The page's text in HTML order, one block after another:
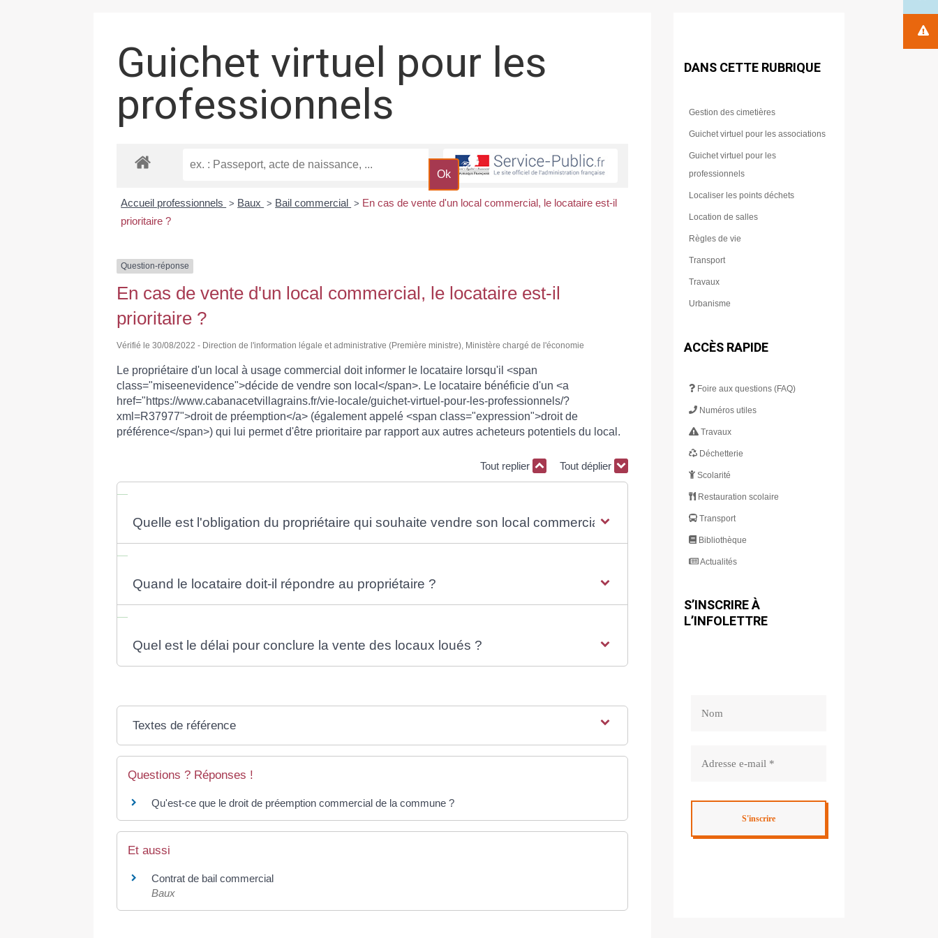
Guichet virtuel pour les
professionnels
Accueil professionnels > Baux > Bail commercial > En cas de vente d'un local commercial, le locataire est-il
prioritaire ?
Question-réponse
En cas de vente d'un local commercial, le locataire est-il
prioritaire ?
Vérifié le 30/08/2022 - Direction de l'information légale et administrative (Première ministre), Ministère chargé de l'économie
Le propriétaire d'un local à usage commercial doit informer le locataire lorsqu'il <span
class="miseenevidence">décide de vendre son local</span>. Le locataire bénéficie d'un <a
href="https://www.cabanacetvillagrains.fr/vie-locale/guichet-virtuel-pour-les-professionnels/?
xml=R37977">droit de préemption</a> (également appelé <span class="expression">droit de
préférence</span>) qui lui permet d'être prioritaire par rapport aux autres acheteurs potentiels du local.
Tout replier Tout déplier
Quelle est l'obligation du propriétaire qui souhaite vendre son local commercial ?
Quand le locataire doit-il répondre au propriétaire ?
Quel est le délai pour conclure la vente des locaux loués ?
Textes de référence
Questions ? Réponses !
Qu'est-ce que le droit de préemption commercial de la commune ?
Et aussi
Contrat de bail commercial
Baux
DANS CETTE RUBRIQUE
Gestion des cimetières
Guichet virtuel pour les associations
Guichet virtuel pour les
professionnels
Localiser les points déchets
Location de salles
Règles de vie
Transport
Travaux
Urbanisme
ACCÈS RAPIDE
Foire aux questions (FAQ)
Numéros utiles
Travaux
Déchetterie
Scolarité
Restauration scolaire
Transport
Bibliothèque
Actualités
S’INSCRIRE À
L’INFOLETTRE